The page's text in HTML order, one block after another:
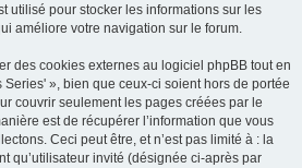
utilisé pour stocker les informations sur les
améliore votre navigation sur le forum.
des cookies externes au logiciel phpBB tout en
», bien que ceux-ci soient hors de portée
couvrir seulement les pages créées par le
est de récupérer l’information que vous
Ceci peut être, et n’est pas limité à : la
qu’utilisateur invité (désignée ci-après par